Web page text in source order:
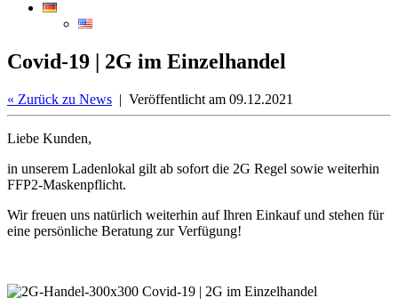
Covid-19 | 2G im Einzelhandel
« Zurück zu News | Veröffentlicht am 09.12.2021
Liebe Kunden,
in unserem Ladenlokal gilt ab sofort die 2G Regel sowie weiterhin
FFP2-Maskenpflicht.
Wir freuen uns natürlich weiterhin auf Ihren Einkauf und stehen für
eine persönliche Beratung zur Verfügung!